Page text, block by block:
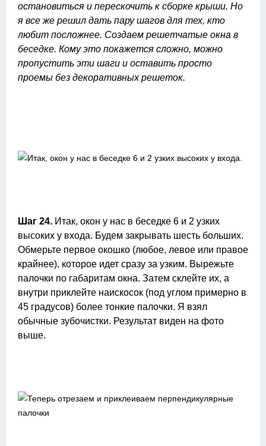
остановиться и перескочить к сборке крыши. Но
я все же решил дать пару шагов для тех, кто
любит посложнее. Создаем решетчатые окна в
беседке. Кому это покажется сложно, можно
пропустить эти шаги и оставить просто
проемы без декоративных решеток.
Шаг 24. Итак, окон у нас в беседке 6 и 2 узких
высоких у входа. Будем закрывать шесть больших.
Обмерьте первое окошко (любое, левое или правое
крайнее), которое идет сразу за узким. Вырежьте
палочки по габаритам окна. Затем склейте их, а
внутри приклейте наискосок (под углом примерно в
45 градусов) более тонкие палочки. Я взял
обычные зубочистки. Результат виден на фото
выше.